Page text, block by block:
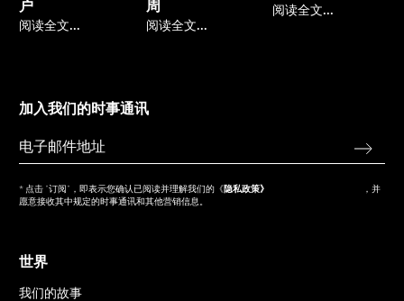
户
阅读全文...
周
阅读全文...
阅读全文...
加入我们的时事通讯
* 点击 "订阅"，即表示您确认已阅读并理解我们的《隐私政策》
，并
愿意接收其中规定的时事通讯和其他营销信息。
世界
我们的故事